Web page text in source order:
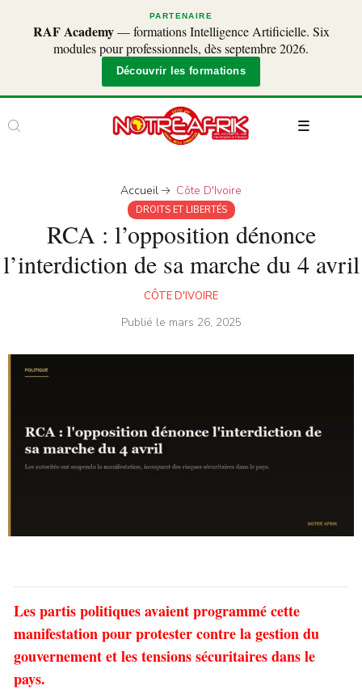
PARTENAIRE
RAF Academy— formations Intelligence Artificielle. Six
modules pour professionnels, dès septembre 2026.
Découvrir les formations
Accueil Côte D'Ivoire
DROITS ET LIBERTÉS
RCA : l’opposition dénonce
l’interdiction de sa marche du 4 avril
CÔTE D'IVOIRE
Publié le mars 26, 2025
Les partis politiques avaient programmé cette
manifestation pour protester contre la gestion du
gouvernement et les tensions sécuritaires dans le
pays.